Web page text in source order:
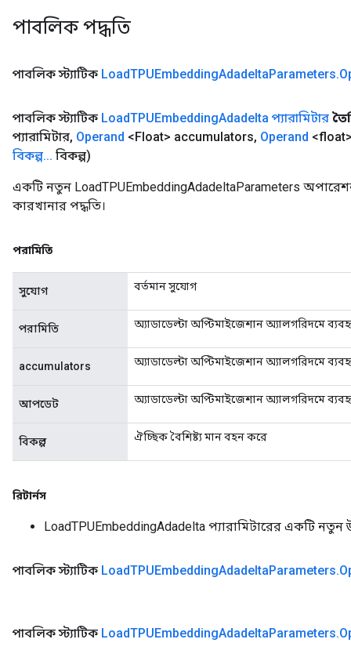
পাবলিক পদ্ধতি
পাবলিক স্ট্যাটিক LoadTPUEmbeddingAdadeltaParameters.
পাবলিক স্ট্যাটিক LoadTPUEmbeddingAdadelta প্যারামিটার
প্যারামিটার, Operand <Float> accumulators, Operand
বিকল্প... বিকল্প)
একটি নতুন LoadTPUEmbeddingAdadeltaParameters
কারখানার পদ্ধতি।
পরামিতি
সুযোগ বর্তমান সুযোগ
পরামিতি অ্যাডাডেল্টা অপ্টিমাইজেশান অ্যালগরিদমে
accumulators অ্যাডাডেল্টা অপ্টিমাইজেশান অ্যালগরিদমে
আপডেট অ্যাডাডেল্টা অপ্টিমাইজেশান অ্যালগরিদমে
বিকল্প ঐচ্ছিক বৈশিষ্ট্য মান বহন করে
রিটার্নস
LoadTPUEmbeddingAdadelta প্যারামিটারের একটি নতুন
পাবলিক স্ট্যাটিক LoadTPUEmbeddingAdadeltaParameters.
পাবলিক স্ট্যাটিক LoadTPUEmbeddingAdadeltaParameters.